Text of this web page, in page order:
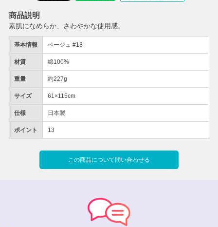
基本情報 ベージュ #18
材質 綿100%
重量 約227g
サイズ 61×115cm
仕様 日本製
ポイント 13
この商品について問い合わせる
商品説明
素肌になめらか、さわやかな使用感。